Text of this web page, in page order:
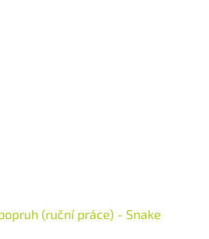
(ruční práce) - Snake